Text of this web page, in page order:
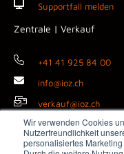
Wir verwenden Cookies
Nutzerfreundlichkeit
personalisiertes
Supportfall melden
Zentrale | Verkauf
+41 41 925 84 00
info@ioz.ch
verkauf@ioz.ch